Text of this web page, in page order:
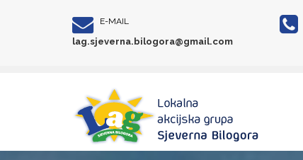
E-MAIL
lag.sjeverna.bilogora@gmail.com